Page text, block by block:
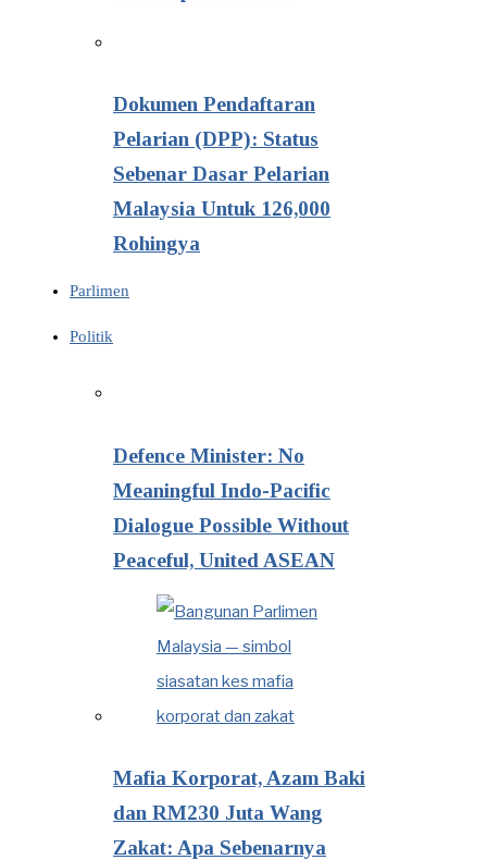
Dokumen Pendaftaran
Pelarian (DPP): Status
Sebenar Dasar Pelarian
Malaysia Untuk 126,000
Rohingya
Parlimen
Politik
Defence Minister: No
Meaningful Indo-Pacific
Dialogue Possible Without
Peaceful, United ASEAN
Mafia Korporat, Azam Baki
dan RM230 Juta Wang
Zakat: Apa Sebenarnya